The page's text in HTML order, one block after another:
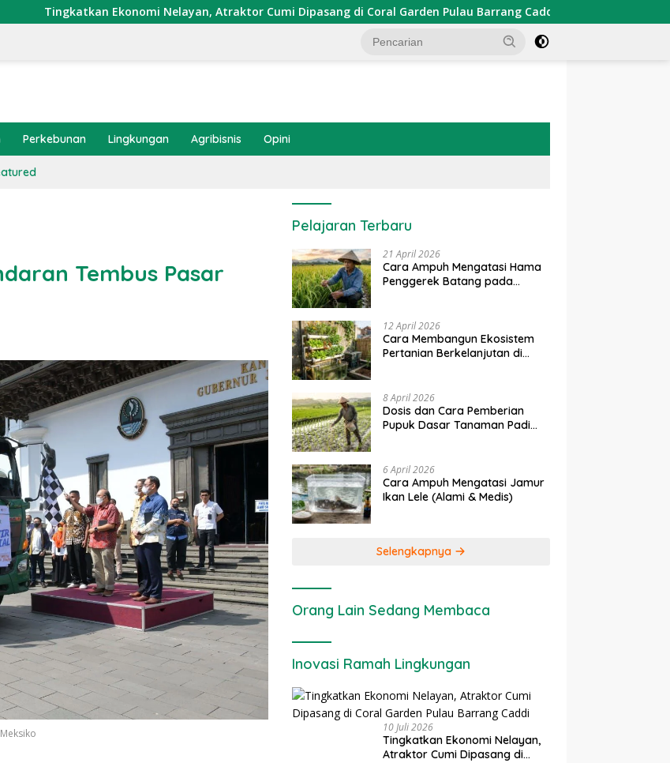
Ekonomi Nelayan, Atraktor Cumi Dipasang di Coral Garden Pulau Barrang Caddi PDKT Danau Tempe :
Perkebunan Lingkungan Agribisnis Opini
Tembus Pasar
Pelajaran Terbaru
21 April 2026
Cara Ampuh Mengatasi Hama
Penggerek Batang pada
12 April 2026
Cara Membangun Ekosistem
Pertanian Berkelanjutan di
8 April 2026
Dosis dan Cara Pemberian
Pupuk Dasar Tanaman Padi
6 April 2026
Cara Ampuh Mengatasi Jamur
Ikan Lele (Alami & Medis)
Selengkapnya
Orang Lain Sedang Membaca
Inovasi Ramah Lingkungan
10 Juli 2026
Tingkatkan Ekonomi Nelayan,
Atraktor Cumi Dipasang di